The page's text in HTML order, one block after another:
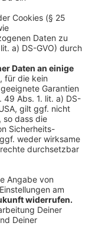
Orten, die ihn
of Stars" ist
und
globale
die kreative
die das
für ihn